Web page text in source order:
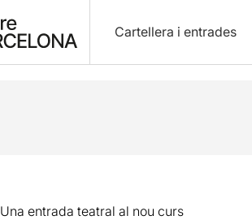
Cartellera i entrades
Una entrada teatral al nou curs